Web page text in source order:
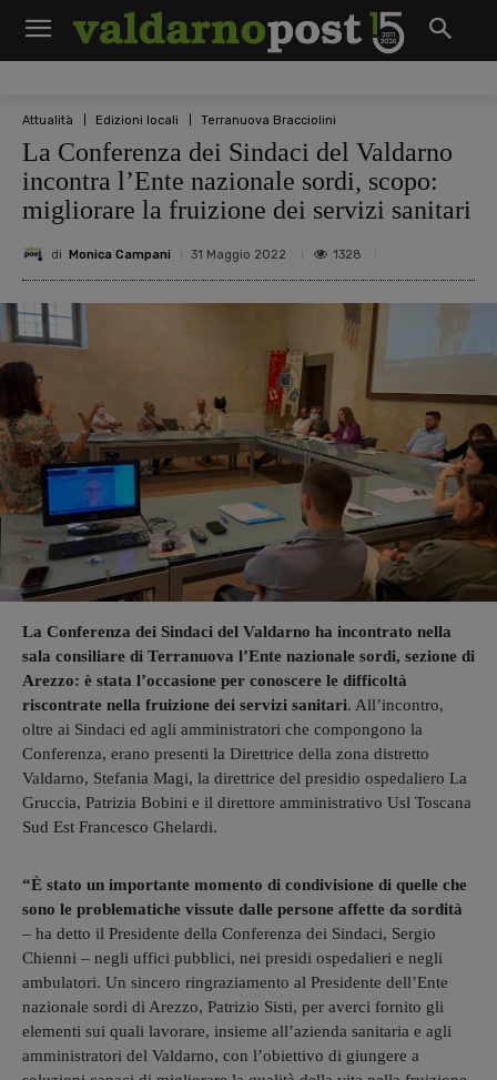
Attualità Edizioni locali Terranuova Bracciolini
La Conferenza dei Sindaci del Valdarno
incontra l’Ente nazionale sordi, scopo:
migliorare la fruizione dei servizi sanitari
di Monica Campani 31 Maggio 2022 1328
La Conferenza dei Sindaci del Valdarno ha incontrato nella
sala consiliare di Terranuova l’Ente nazionale sordi, sezione di
Arezzo: è stata l’occasione per conoscere le difficoltà
riscontrate nella fruizione dei servizi sanitari. All’incontro,
oltre ai Sindaci ed agli amministratori che compongono la
Conferenza, erano presenti la Direttrice della zona distretto
Valdarno, Stefania Magi, la direttrice del presidio ospedaliero La
Gruccia, Patrizia Bobini e il direttore amministrativo Usl Toscana
Sud Est Francesco Ghelardi.
“È stato un importante momento di condivisione di quelle che
sono le problematiche vissute dalle persone affette da sordità
– ha detto il Presidente della Conferenza dei Sindaci, Sergio
Chienni – negli uffici pubblici, nei presidi ospedalieri e negli
ambulatori. Un sincero ringraziamento al Presidente dell’Ente
nazionale sordi di Arezzo, Patrizio Sisti, per averci fornito gli
elementi sui quali lavorare, insieme all’azienda sanitaria e agli
amministratori del Valdarno, con l’obiettivo di giungere a